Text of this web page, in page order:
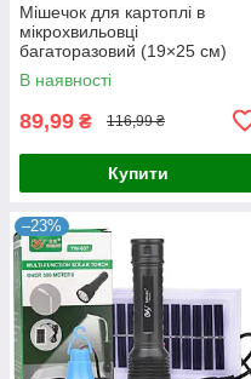
Мішечок для картоплі в
мікрохвильовці
багаторазовий (19×25 см)
MPG-01
В наявності
89,99 ₴ 116,99 ₴
Купити
–23%